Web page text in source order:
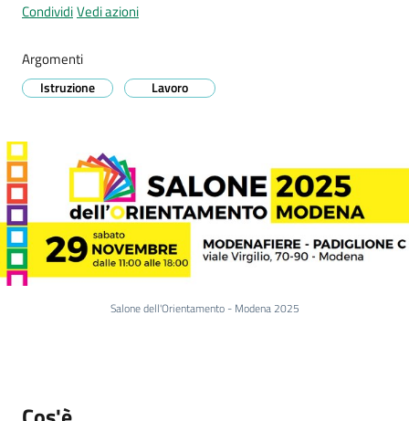
P
r
o
t
a
z
i
o
n
n
CondividiVedi azioni
Argomenti
Istruzione Lavoro
Salone dell'Orientamento - Modena 2025